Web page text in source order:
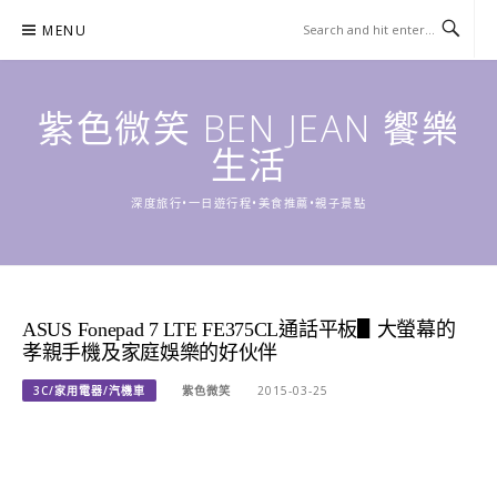
content
MENU
紫色微笑 BEN JEAN 饗樂
生活
深度旅行•一日遊行程•美食推薦•親子景點
ASUS Fonepad 7 LTE FE375CL通話平板▋大螢幕的
孝親手機及家庭娛樂的好伙伴
3C/家用電器/汽機車 紫色微笑 2015-03-25